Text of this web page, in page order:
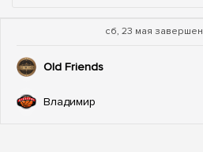
сб, 23 мая завершен
Old Friends
Владимир